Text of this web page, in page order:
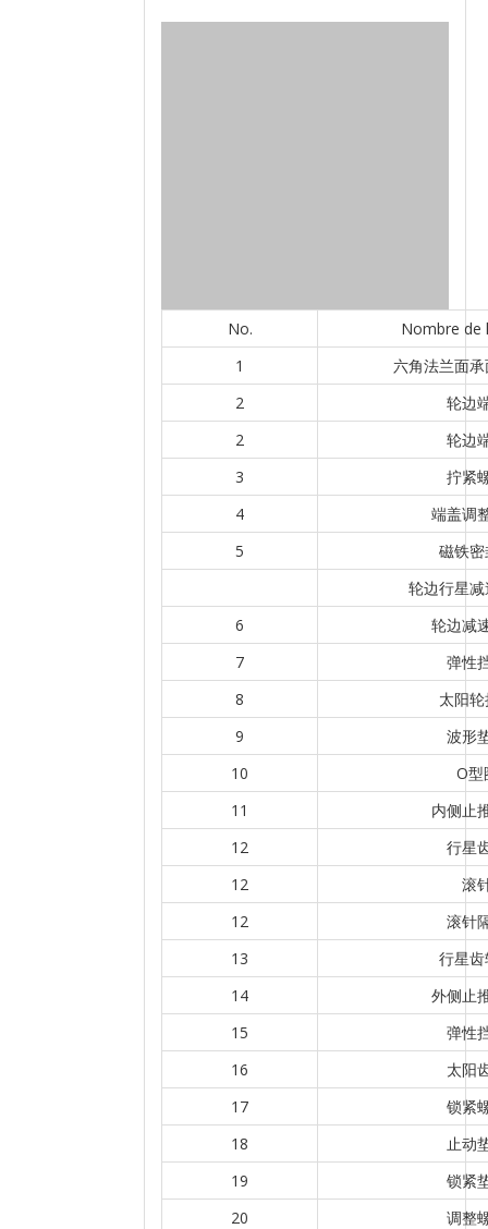
No.
Nombre de
1
六角法兰面
2
轮边
2
轮边
3
拧紧
4
端盖调
5
磁铁
轮边行星
6
轮边减
7
弹性
8
太阳
9
波形
10
O型
11
内侧止
12
行星
12
滚
12
滚针
13
行星
14
外侧止
15
弹性
16
太阳
17
锁紧
18
止动
19
锁紧
20
调整